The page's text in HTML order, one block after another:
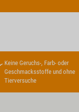
Keine Geruchs-, Farb- oder
Geschmacksstoffe und ohne
Tierversuche